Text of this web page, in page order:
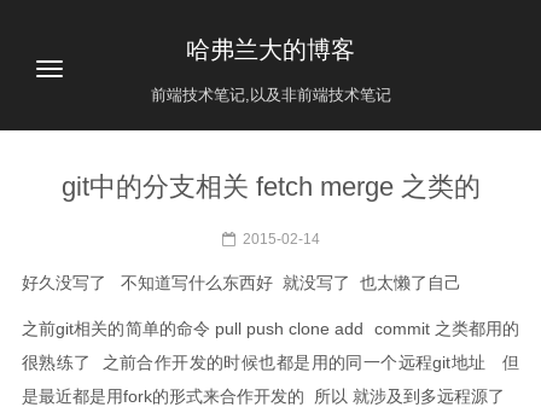
哈弗兰大的博客
前端技术笔记,以及非前端技术笔记
git中的分支相关 fetch merge 之类的
2015-02-14
好久没写了 不知道写什么东西好 就没写了 也太懒了自己
之前git相关的简单的命令 pull push clone add commit 之类都用的
很熟练了 之前合作开发的时候也都是用的同一个远程git地址 但
是最近都是用fork的形式来合作开发的 所以 就涉及到多远程源了